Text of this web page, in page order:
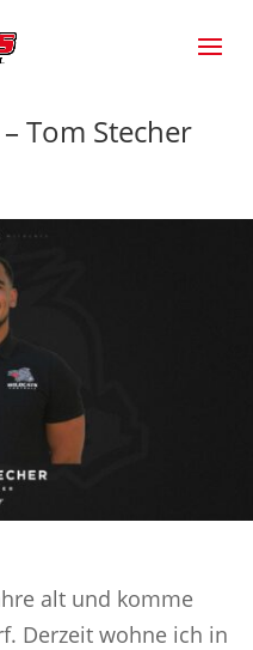
Tom Stecher
alt und komme
Derzeit wohne ich in